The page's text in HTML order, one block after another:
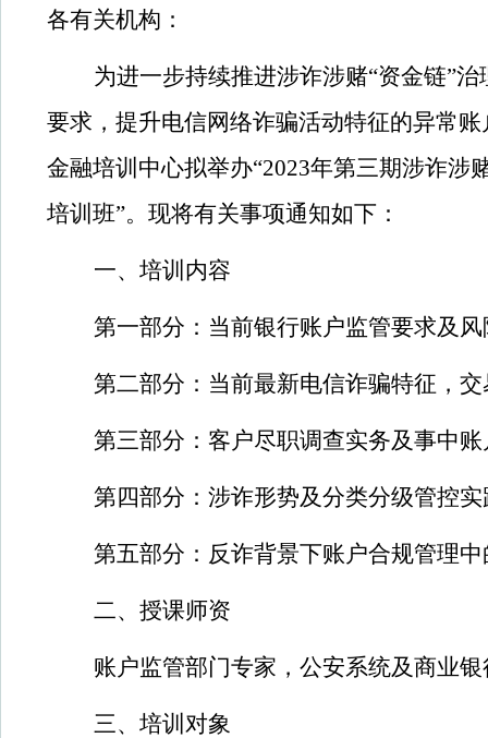
各有关机构：
为进一步持续推进涉诈涉赌“资金链”
要求，提升电信网络诈骗活动特征的异常
金融培训中心拟举办“2023年第三期涉诈涉
培训班”。现将有关事项通知如下：
一、培训内容
第一部分：当前银行账户监管要求及
第二部分：当前最新电信诈骗特征，
第三部分：客户尽职调查实务及事中
第四部分：涉诈形势及分类分级管控
第五部分：反诈背景下账户合规管理
二、授课师资
账户监管部门专家，公安系统及商业
三、培训对象